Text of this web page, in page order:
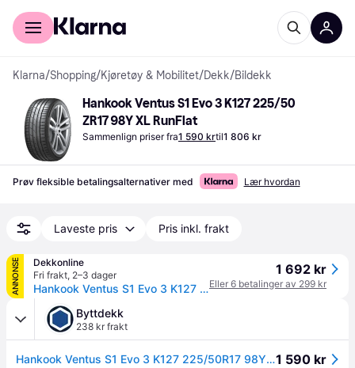
For kunder
Klarna/Shopping/Kjøretøy & Mobilitet/Dekk/Bildekk
Hankook Ventus S1 Evo 3 K127 225/50
ZR17 98Y XL RunFlat
Sammenlign priser fra1 590 krtil1 806 kr
Prøv fleksible betalingsalternativer med Lær hvordan
Laveste pris Pris inkl. frakt
ANNONSE
Dekkonline
Fri frakt, 2–3 dager
Hankook Ventus S1 Evo 3 K127 ( 225/50 ZR17 98Y XL 4PR med felgbeskyttelse (MFS) SBL )
1 692 kr
Eller 6 betalinger av 299 kr
Byttdekk
238 kr frakt
Hankook Ventus S1 Evo 3 K127 225/50R17 98Y XL - Sommerdekk1 590 kr